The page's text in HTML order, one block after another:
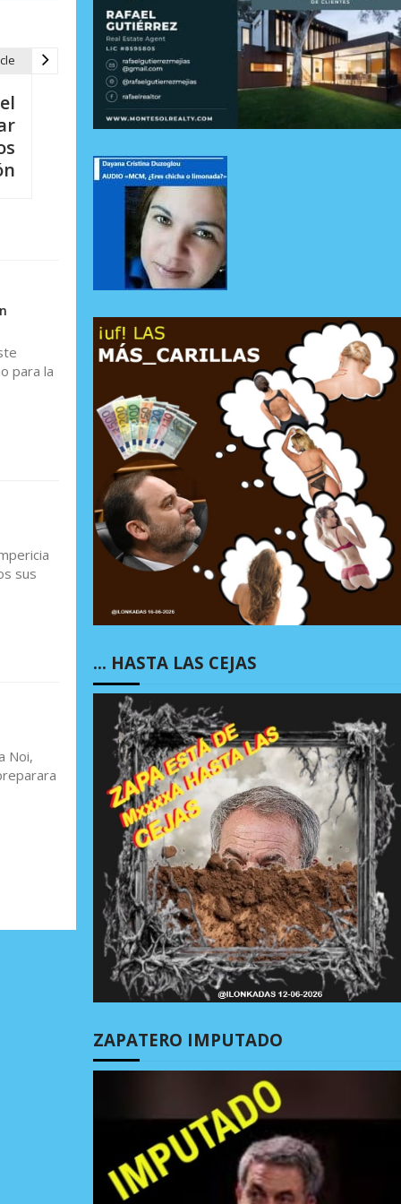
para la
sus
Noi,
… HASTA LAS CEJAS
ZAPATERO IMPUTADO